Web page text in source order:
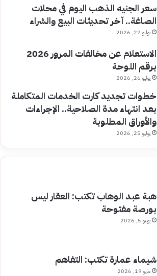
سعر الجنيه الذهب اليوم في محلات
الصاغة.. آخر تحديثات البيع والشراء
يوليو 27, 2026
الاستعلام عن مخالفات المرور 2026
برقم اللوحة
يوليو 26, 2026
خطوات تجديد كارت الخدمات المتكاملة
بعد انتهاء مدة الصلاحية.. الإجراءات
والأوراق المطلوبة
يوليو 25, 2026
هبة عبد الوهاب تكتب: العقار ليس
بورصة مفتوحة
يونيو 5, 2026
شيماء عمارة تكتب: التفاهم
مايو 19, 2026